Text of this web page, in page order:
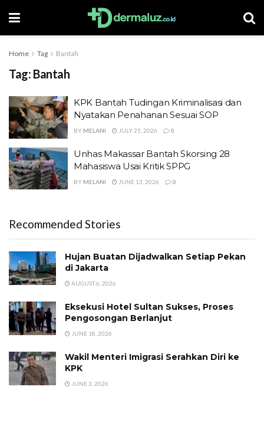
Home Tag Bantah
Tag: Bantah
KPK Bantah Tudingan Kriminalisasi dan
Nyatakan Penahanan Sesuai SOP
BY MELANI JULY 25, 2026 0
Unhas Makassar Bantah Skorsing 28
Mahasiswa Usai Kritik SPPG
BY MELANI JUNE 13, 2026 0
Recommended Stories
Hujan Buatan Dijadwalkan Setiap Pekan
di Jakarta
AUGUST 6, 2026
Eksekusi Hotel Sultan Sukses, Proses
Pengosongan Berlanjut
JUNE 18, 2026
Wakil Menteri Imigrasi Serahkan Diri ke
KPK
JUNE 3, 2026